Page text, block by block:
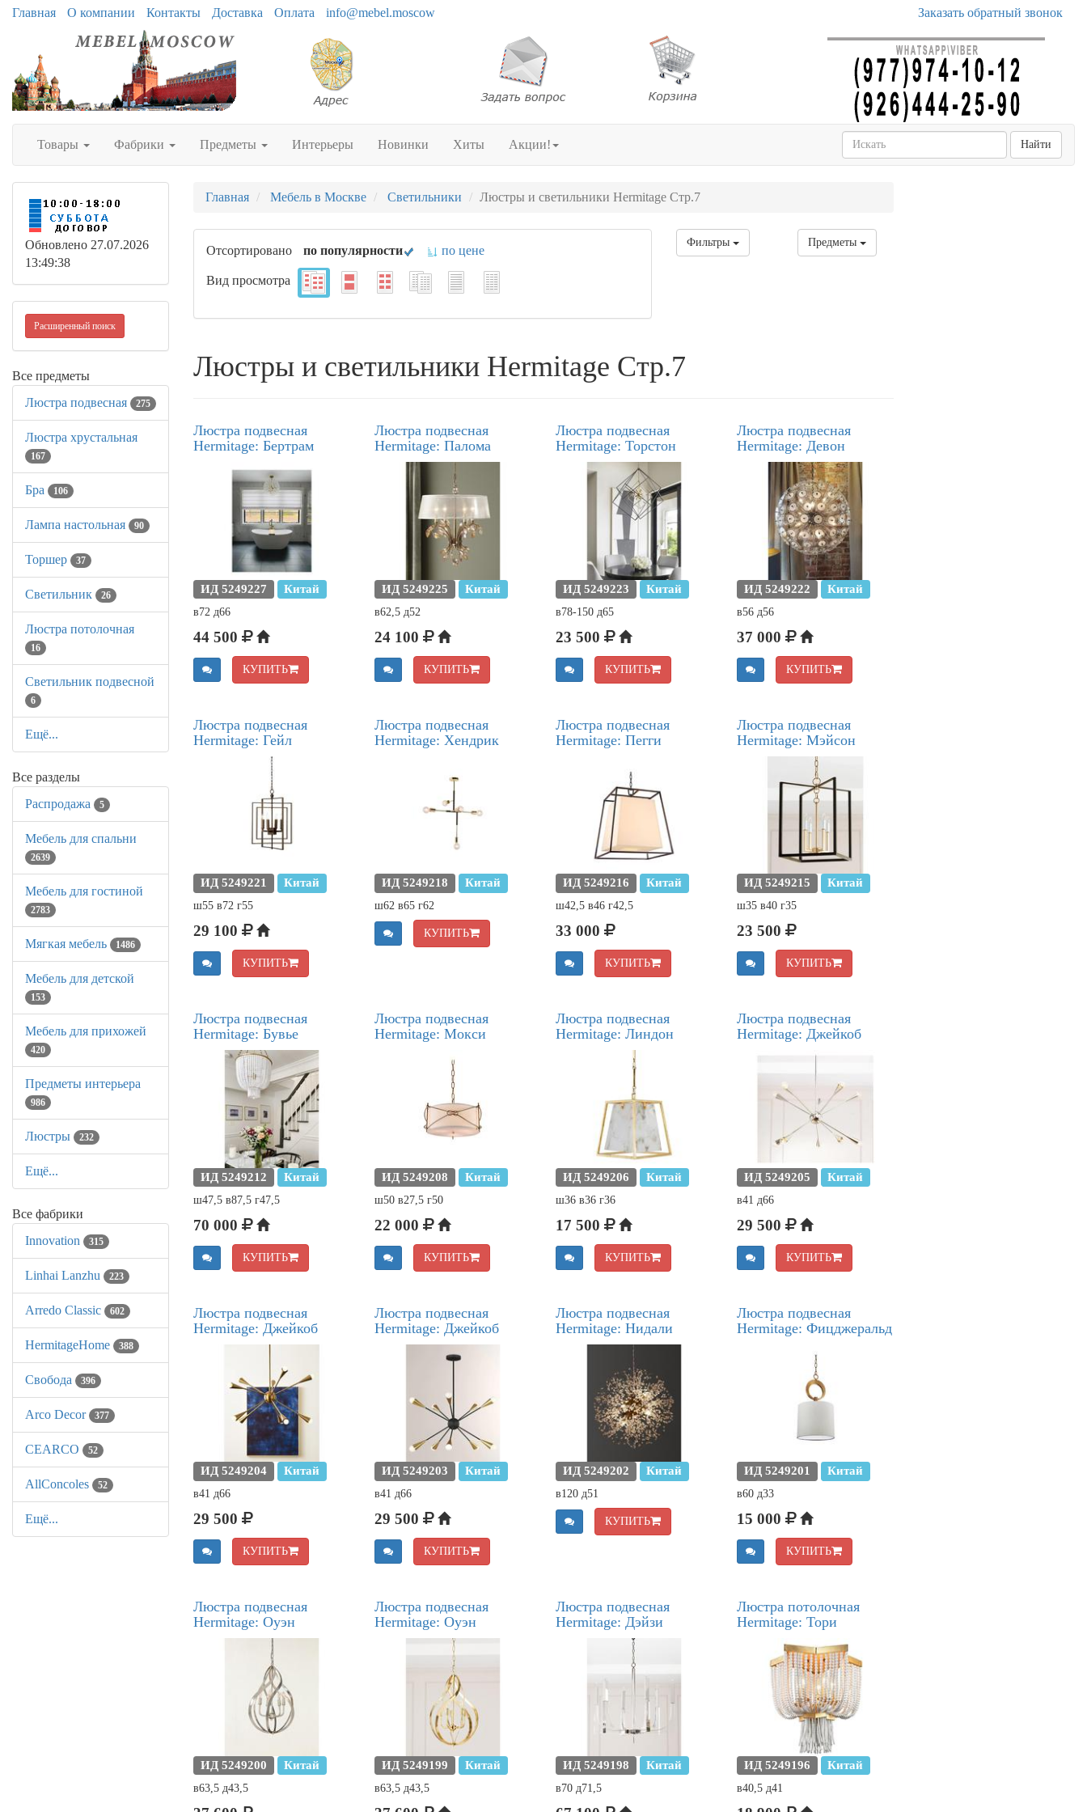
Главная О компании Контакты Доставка Оплата info@mebel.moscow Заказать обратный звонок
Товары Фабрики Предметы Интерьеры Новинки Хиты Акции! Найти
Обновлено 27.07.2026
13:49:38
Расширенный поиск
Все предметы
Люстра подвесная
275
Люстра хрустальная
167
Бра 106
Лампа настольная 90
Торшер 37
Светильник 26
Люстра потолочная
16
Светильник подвесной
6
Ещё...
Все разделы
Распродажа
5
Мебель для спальни
2639
Мебель для гостиной
2783
Мягкая мебель 1486
Мебель для детской
153
Мебель для прихожей
420
Предметы интерьера
986
Люстры 232
Ещё...
Все фабрики
Innovation
315
Linhai Lanzhu 223
Arredo Classic 602
HermitageHome 388
Свобода 396
Arco Decor 377
CEARCO 52
AllСoncoles 52
Ещё...
Главная Мебель в Москве Светильники Люстры и светильники Hermitage Стр.7
Отсортировано по популярности по цене
Вид просмотра
Фильтры Предметы
Люстры и светильники Hermitage Стр.7
Люстра подвесная
Hermitage: Бертрам
ИД 5249227 Китай
в72 д66
44 500
КУПИТЬ
Люстра подвесная
Hermitage: Палома
ИД 5249225 Китай
в62,5 д52
24 100
КУПИТЬ
Люстра подвесная
Hermitage: Торстон
ИД 5249223 Китай
в78-150 д65
23 500
КУПИТЬ
Люстра подвесная
Hermitage: Девон
ИД 5249222 Китай
в56 д56
37 000
КУПИТЬ
Люстра подвесная
Hermitage: Гейл
ИД 5249221 Китай
ш55 в72 г55
29 100
КУПИТЬ
Люстра подвесная
Hermitage: Хендрик
ИД 5249218 Китай
ш62 в65 г62
КУПИТЬ
Люстра подвесная
Hermitage: Пегги
ИД 5249216 Китай
ш42,5 в46 г42,5
33 000
КУПИТЬ
Люстра подвесная
Hermitage: Мэйсон
ИД 5249215 Китай
ш35 в40 г35
23 500
КУПИТЬ
Люстра подвесная
Hermitage: Бувье
ИД 5249212 Китай
ш47,5 в87,5 г47,5
70 000
КУПИТЬ
Люстра подвесная
Hermitage: Мокси
ИД 5249208 Китай
ш50 в27,5 г50
22 000
КУПИТЬ
Люстра подвесная
Hermitage: Линдон
ИД 5249206 Китай
ш36 в36 г36
17 500
КУПИТЬ
Люстра подвесная
Hermitage: Джейкоб
ИД 5249205 Китай
в41 д66
29 500
КУПИТЬ
Люстра подвесная
Hermitage: Джейкоб
ИД 5249204 Китай
в41 д66
29 500
КУПИТЬ
Люстра подвесная
Hermitage: Джейкоб
ИД 5249203 Китай
в41 д66
29 500
КУПИТЬ
Люстра подвесная
Hermitage: Нидали
ИД 5249202 Китай
в120 д51
КУПИТЬ
Люстра подвесная
Hermitage: Фицджеральд
ИД 5249201 Китай
в60 д33
15 000
КУПИТЬ
Люстра подвесная
Hermitage: Оуэн
ИД 5249200 Китай
в63,5 д43,5
Люстра подвесная
Hermitage: Оуэн
ИД 5249199 Китай
в63,5 д43,5
Люстра подвесная
Hermitage: Дэйзи
ИД 5249198 Китай
в70 д71,5
Люстра потолочная
Hermitage: Тори
ИД 5249196 Китай
в40,5 д41